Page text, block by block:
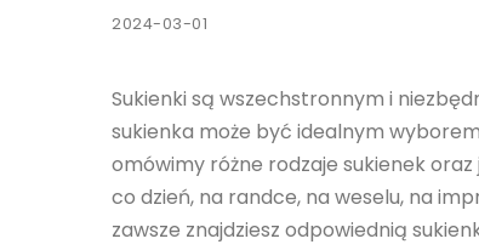
2024-03-01
Sukienki są wszechstronnym i
sukienka może być idealnym
omówimy różne rodzaje sukienek
co dzień, na randce, na weselu, na
zawsze znajdziesz odpowiednią